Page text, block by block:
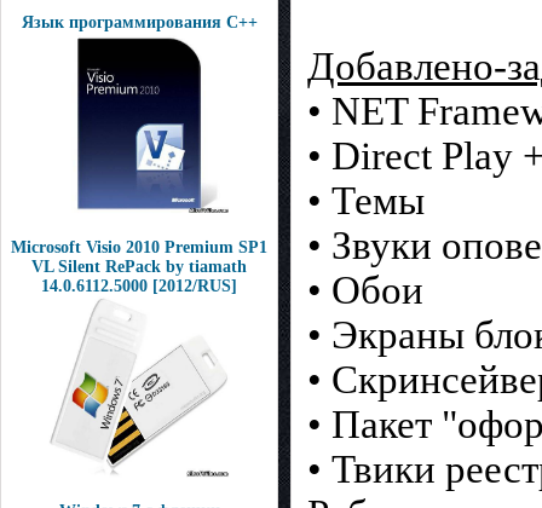
Язык программирования С++
Microsoft Visio 2010 Premium SP1
VL Silent RePack by tiamath
14.0.6112.5000 [2012/RUS]
Добавлено-
• NET
• Direct Play
• Темы
• Звуки
• Обои
• Экраны
•
• Пакет
• Твики